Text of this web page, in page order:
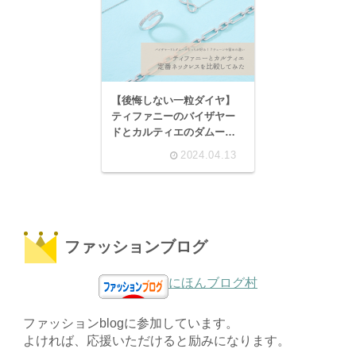
【後悔しない一粒ダイヤ】
ティファニーのバイザヤー
ドとカルティエのダムール
2024.04.13
ファッションブログ
にほんブログ村
ファッションblogに参加しています。
よければ、応援いただけると励みになります。